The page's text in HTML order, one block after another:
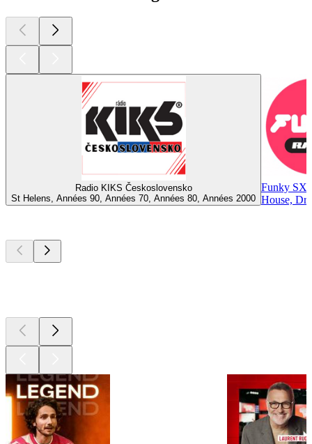
Radio KIKS Československo
St Helens, Années 90, Années 70, Années 80, Années 2000
Funky SX
House,